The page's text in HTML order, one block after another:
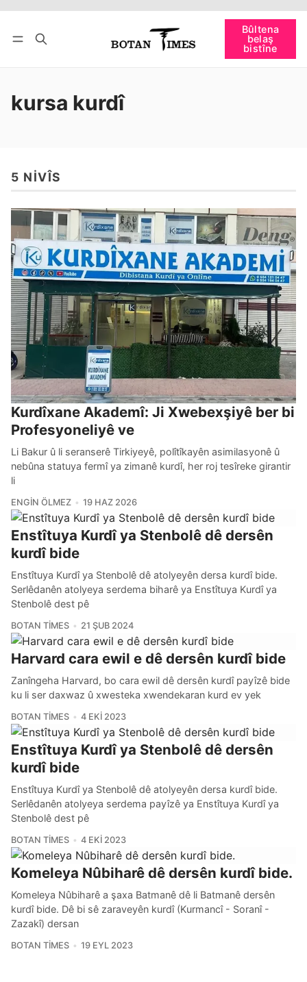
Bûltena
belaş
bistîne
bişopîne
kursa kurdî
5 NIVÎS
Kurdîxane Akademî: Ji Xwebexşiyê ber bi
Profesyoneliyê ve
Li Bakur û li seranserê Tirkiyeyê, polîtîkayên asimilasyonê û
nebûna statuya fermî ya zimanê kurdî, her roj tesîreke girantir
li
ENGIN ÖLMEZ 19 HAZ 2026
Enstîtuya Kurdî ya Stenbolê dê dersên
kurdî bide
Enstîtuya Kurdî ya Stenbolê dê atolyeyên dersa kurdî bide.
Serlêdanên atolyeya serdema biharê ya Enstîtuya Kurdî ya
Stenbolê dest pê
BOTAN TIMES 21 ŞUB 2024
Harvard cara ewil e dê dersên kurdî bide
Zanîngeha Harvard, bo cara ewil dê dersên kurdî payîzê bide
ku li ser daxwaz û xwesteka xwendekaran kurd ev yek
BOTAN TIMES 4 EKI 2023
Enstîtuya Kurdî ya Stenbolê dê dersên
kurdî bide
Enstîtuya Kurdî ya Stenbolê dê atolyeyên dersa kurdî bide.
Serlêdanên atolyeya serdema payîzê ya Enstîtuya Kurdî ya
Stenbolê dest pê
BOTAN TIMES 4 EKI 2023
Komeleya Nûbiharê dê dersên kurdî bide.
Komeleya Nûbiharê a şaxa Batmanê dê li Batmanê dersên
kurdî bide. Dê bi sê zaraveyên kurdî (Kurmancî - Soranî -
Zazakî) dersan
BOTAN TIMES 19 EYL 2023